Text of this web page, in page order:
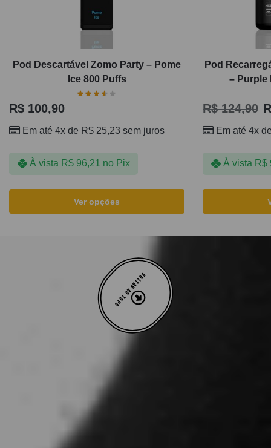
Pod Descartável Zomo Party – Pome
Ice 800 Puffs
R$ 100,90
Em até 4x de R$ 25,23 sem juros
À vista R$96,21 no Pix
Ver opções
Pod
– Purple
R$124,90
Em até 4x
À vista R$
VOLTAR AO TOPO